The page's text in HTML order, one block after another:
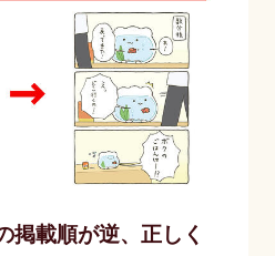
掲載順が逆、正しく